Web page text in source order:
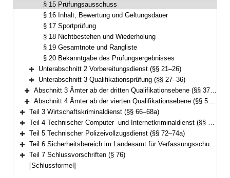
§ 15 Prüfungsausschuss
§ 16 Inhalt, Bewertung und Geltungsdauer
§ 17 Sportprüfung
§ 18 Nichtbestehen und Wiederholung
§ 19 Gesamtnote und Rangliste
§ 20 Bekanntgabe des Prüfungsergebnisses
Bereich erweitern
Unterabschnitt 2 Vorbereitungsdienst (§§ 21–26)
Bereich erweitern
Unterabschnitt 3 Qualifikationsprüfung (§§ 27–36)
Bereich erweitern
Abschnitt 3 Ämter ab der dritten Qualifikationsebene (§§ 37–58)
Bereich erweitern
Abschnitt 4 Ämter ab der vierten Qualifikationsebene (§§ 59–65)
Bereich erweitern
Teil 3 Wirtschaftskriminaldienst (§§ 66–68a)
Bereich erweitern
Teil 4 Technischer Computer- und Internetkriminaldienst (§§ 69–71a)
Bereich erweitern
Teil 5 Technischer Polizeivollzugsdienst (§§ 72–74a)
Bereich erweitern
Teil 6 Sicherheitsbereich im Landesamt für Verfassungsschutz (§§ 75–75a)
Bereich erweitern
Teil 7 Schlussvorschriften (§ 76)
[Schlussformel]